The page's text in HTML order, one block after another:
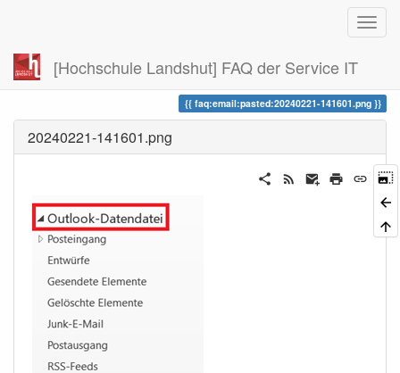
[Hochschule Landshut] FAQ der Service IT
Zuletzt angesehen
faq:email:pasted:20240221-141601.png
20240221-141601.png